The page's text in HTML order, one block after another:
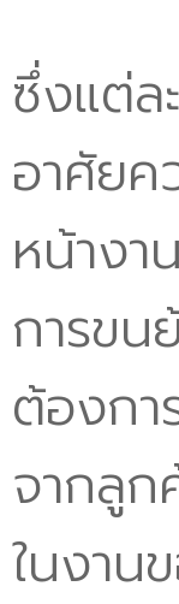
ซึ่งแต่
อาศัยค
หน้างา
การข
ต้องกา
จากลูก
ในงาน